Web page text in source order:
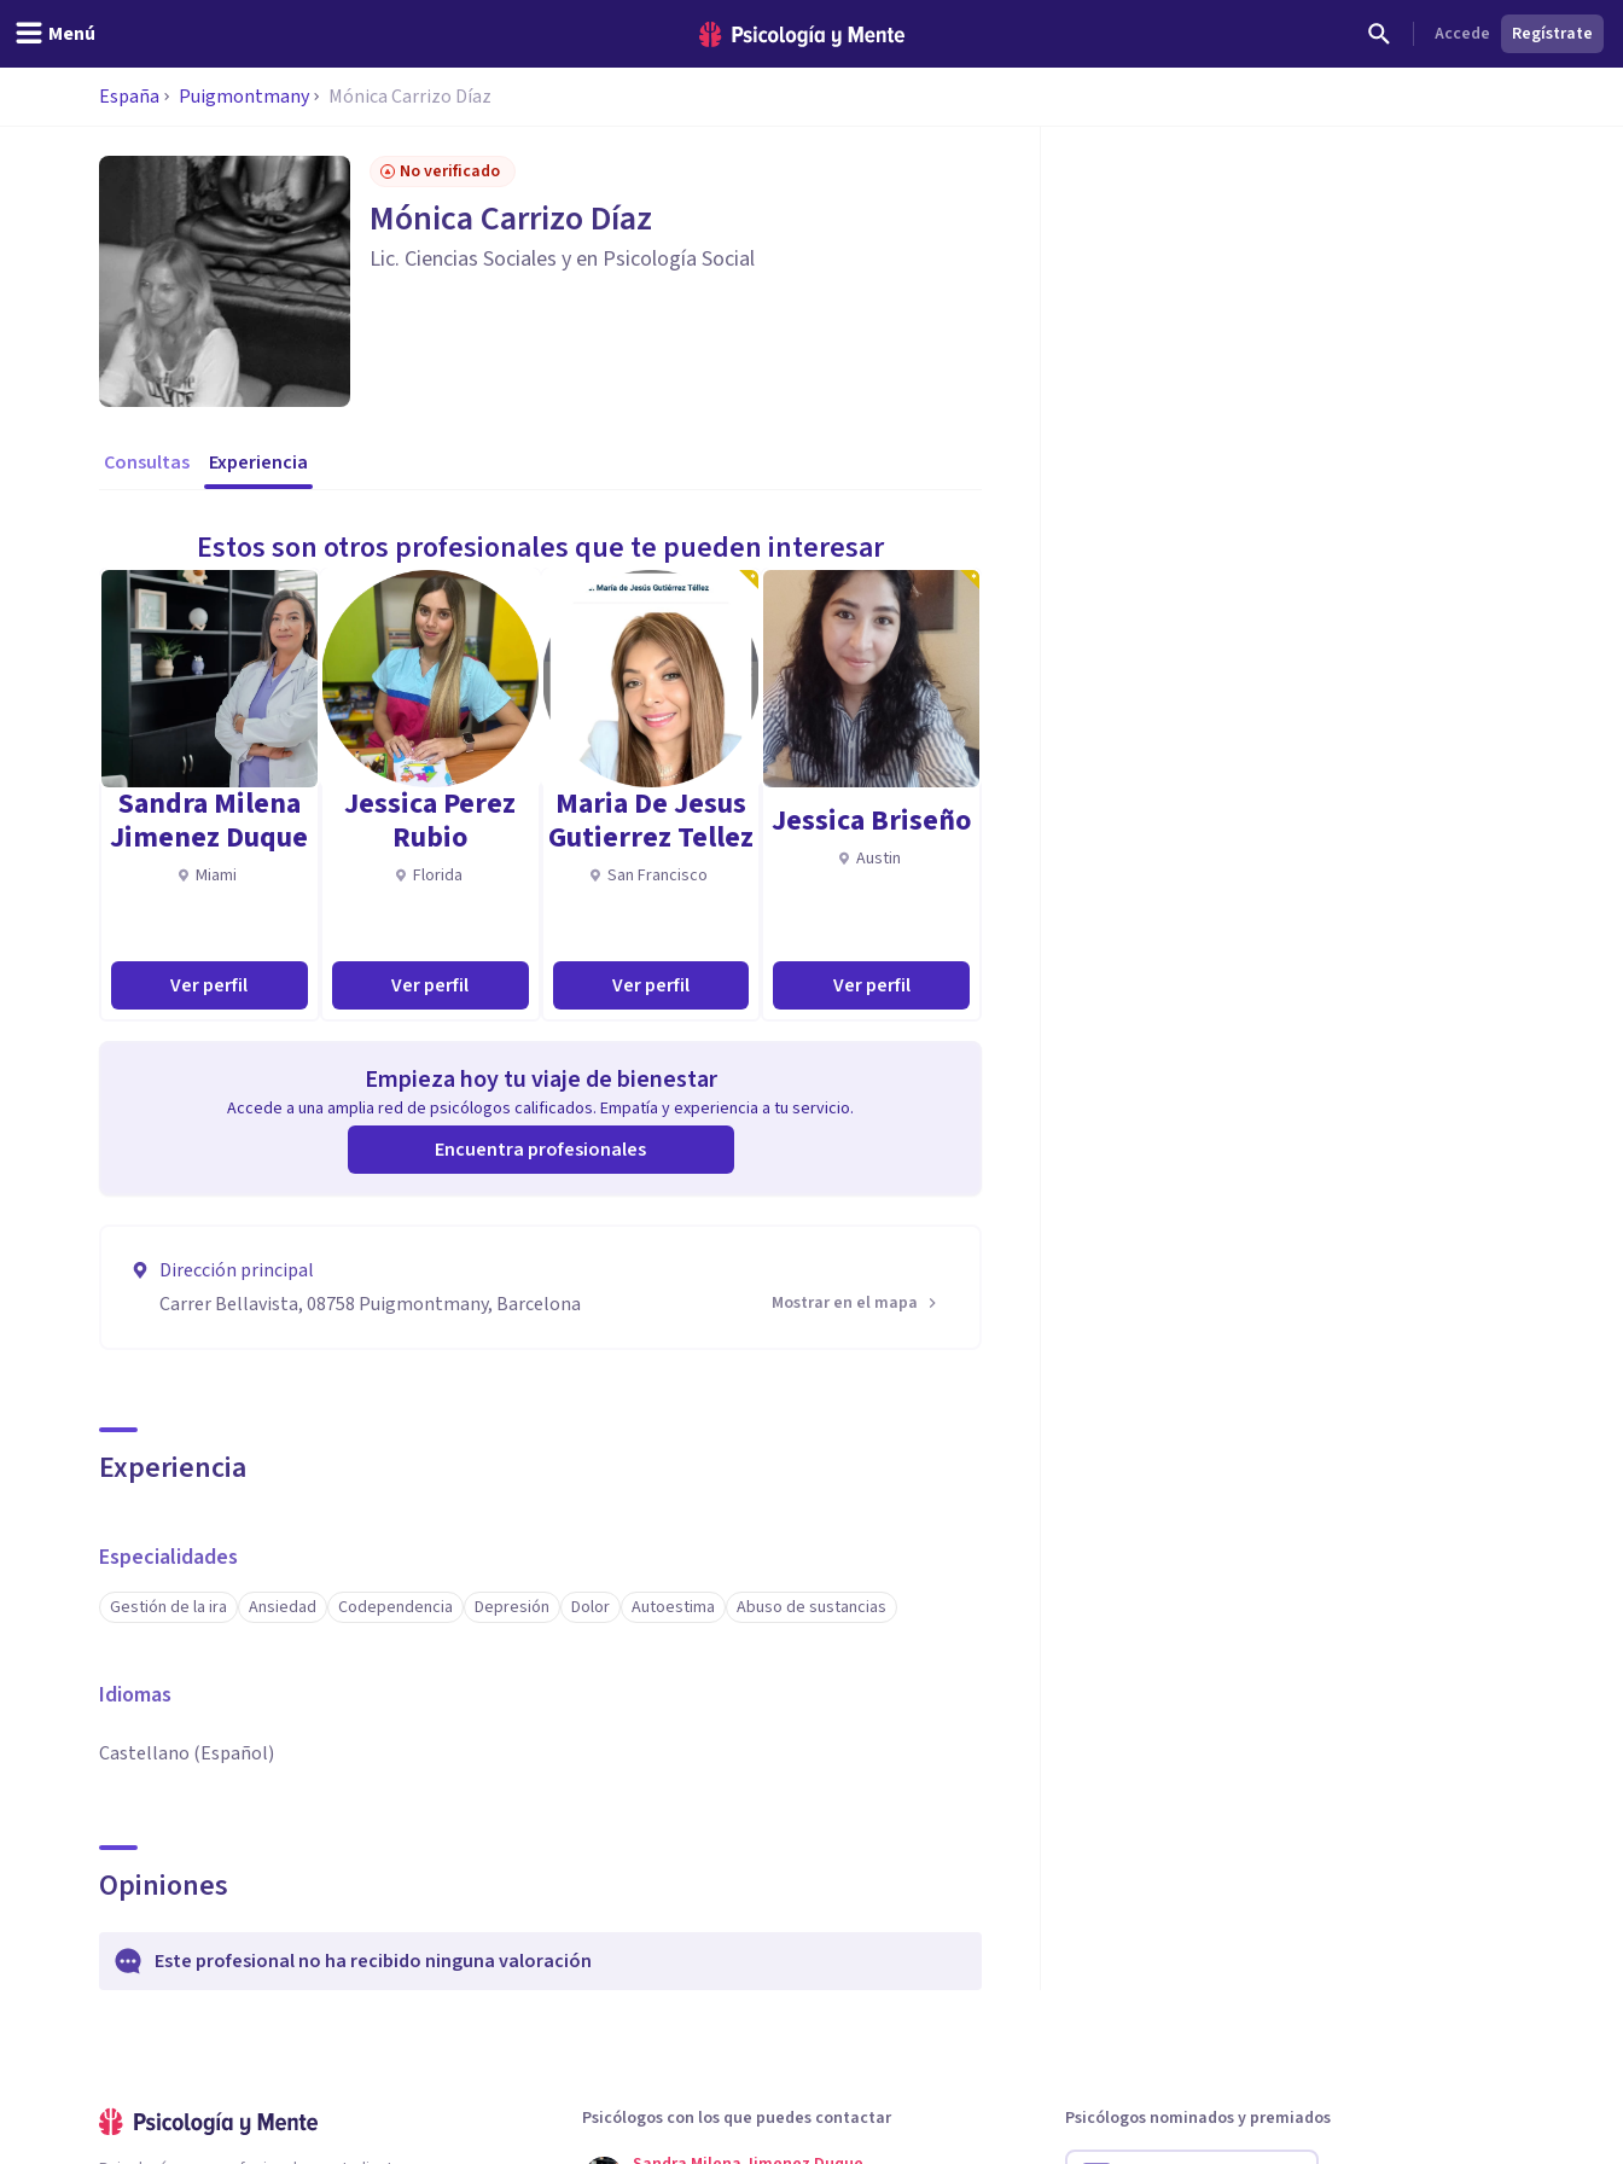
Menú Accede Regístrate
España Puigmontmany Mónica Carrizo Díaz
No verificado
Mónica Carrizo Díaz
Lic. Ciencias Sociales y en Psicología Social
Consultas Experiencia
Estos son otros profesionales que te pueden interesar
Sandra Milena
Jimenez Duque
Miami
Ver perfil
Jessica Perez
Rubio
Florida
Ver perfil
Maria De Jesus
Gutierrez Tellez
San Francisco
Ver perfil
Jessica Briseño
Austin
Ver perfil
Empieza hoy tu viaje de bienestar
Accede a una amplia red de psicólogos calificados. Empatía y experiencia a tu servicio.
Encuentra profesionales
Dirección principal
Carrer Bellavista, 08758 Puigmontmany, Barcelona
Mostrar en el mapa
Experiencia
Especialidades
Gestión de la ira Ansiedad Codependencia Depresión Dolor Autoestima Abuso de sustancias
Idiomas
Castellano (Español)
Opiniones
Este profesional no ha recibido ninguna valoración
Psicólogos con los que puedes contactar
Psicólogos nominados y premiados